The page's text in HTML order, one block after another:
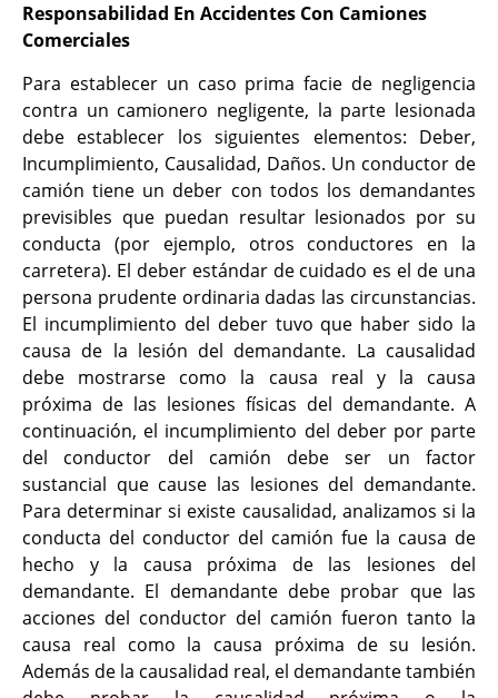
Responsabilidad En Accidentes Con Camiones
Comerciales
Para establecer un caso prima facie de negligencia
contra un camionero negligente, la parte lesionada
debe establecer los siguientes elementos: Deber,
Incumplimiento, Causalidad, Daños. Un conductor de
camión tiene un deber con todos los demandantes
previsibles que puedan resultar lesionados por su
conducta (por ejemplo, otros conductores en la
carretera). El deber estándar de cuidado es el de una
persona prudente ordinaria dadas las circunstancias.
El incumplimiento del deber tuvo que haber sido la
causa de la lesión del demandante. La causalidad
debe mostrarse como la causa real y la causa
próxima de las lesiones físicas del demandante. A
continuación, el incumplimiento del deber por parte
del conductor del camión debe ser un factor
sustancial que cause las lesiones del demandante.
Para determinar si existe causalidad, analizamos si la
conducta del conductor del camión fue la causa de
hecho y la causa próxima de las lesiones del
demandante. El demandante debe probar que las
acciones del conductor del camión fueron tanto la
causa real como la causa próxima de su lesión.
Además de la causalidad real, el demandante también